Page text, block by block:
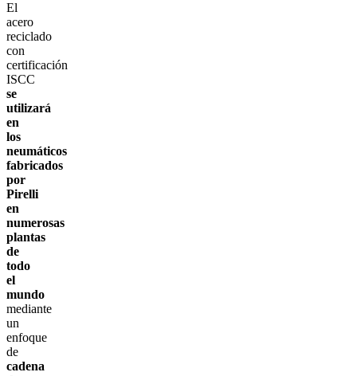
El
acero
reciclado
con
certificación
ISCC
se
utilizará
en
los
neumáticos
fabricados
por
Pirelli
en
numerosas
plantas
de
todo
el
mundo
mediante
un
enfoque
de
cadena